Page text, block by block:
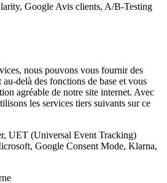
Google Avis clients, A/B-Testing
nous pouvons vous fournir des
delà des fonctions de base et vous
agréable de notre site internet. Avec
les services tiers suivants sur ce
UET (Universal Event Tracking)
Google Consent Mode, Klarna,